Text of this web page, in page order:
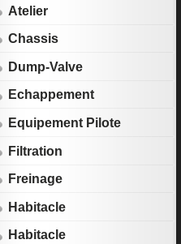
Atelier
Chassis
Dump-Valve
Echappement
Equipement Pilote
Filtration
Freinage
Habitacle
Habitacle